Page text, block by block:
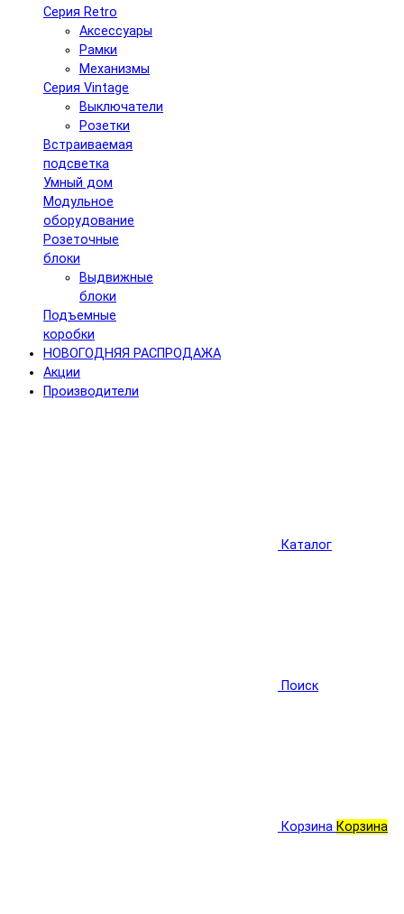
Серия Retro
Аксессуары
Рамки
Механизмы
Серия Vintage
Выключатели
Розетки
Встраиваемая
подсветка
Умный дом
Модульное
оборудование
Розеточные
блоки
Выдвижные
блоки
Подъемные
коробки
НОВОГОДНЯЯ РАСПРОДАЖА
Акции
Производители
Каталог
Поиск
Корзина Корзина